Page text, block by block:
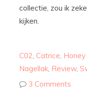
collectie, zou ik
kijken.
C02 Catrice
Nagellak Review,
3 Comments